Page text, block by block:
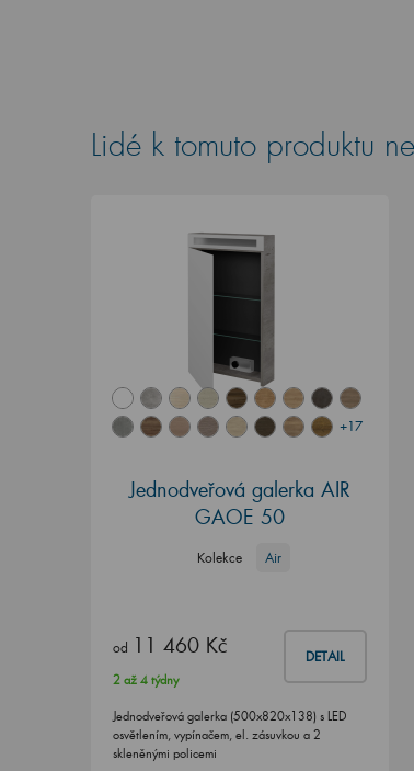
Lidé k tomuto produktu
+17
Jednodveřová galerka AIR
GAOE 50
Kolekce Air
od 11 460 Kč DETAIL
2 až 4 týdny
Jednodveřová galerka (500x820x138) s LED
osvětlením, vypínačem, el. zásuvkou a 2
skleněnými policemi